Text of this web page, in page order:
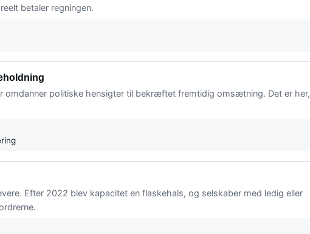
betaler regningen.
omdanner politiske hensigter til bekræftet fremtidig omsætning. Det er her,
Efter 2022 blev kapacitet en flaskehals, og selskaber med ledig eller